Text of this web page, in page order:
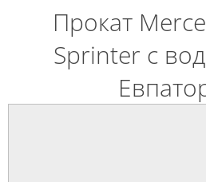
Мы работаем
Прокат
Sprinter с